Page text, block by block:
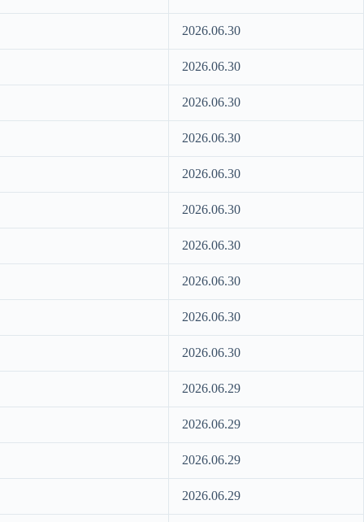
2026.06.30
2026.06.30
2026.06.30
2026.06.30
2026.06.30
2026.06.30
2026.06.30
2026.06.30
2026.06.30
2026.06.30
2026.06.29
2026.06.29
2026.06.29
2026.06.29